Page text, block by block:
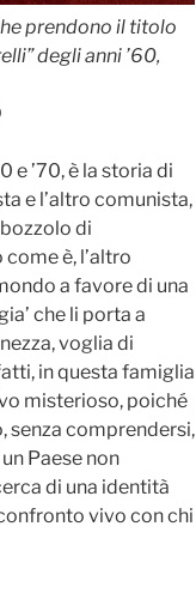
prendono il titolo
degli anni ’60,
e ’70, è la storia di
e l’altro comunista,
di
è, l’altro
a favore di una
che li porta a
voglia di
in questa famiglia
misterioso, poiché
senza comprendersi,
Paese non
di una identità
vivo con chi